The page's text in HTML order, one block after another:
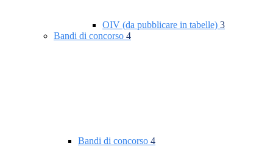
OIV (da pubblicare in tabelle) 3
Bandi di concorso 4
Bandi di concorso 4